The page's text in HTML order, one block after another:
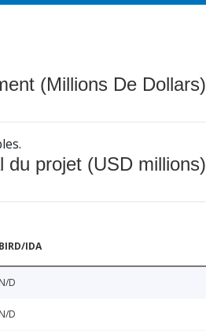
(Millions De Dollars)
du projet (USD millions)
BIRD/IDA
N/D
N/D